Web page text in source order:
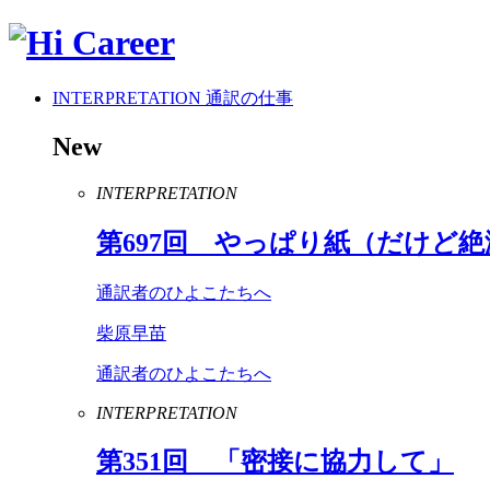
INTERPRETATION 通訳の仕事
New
INTERPRETATION
第697回 やっぱり紙（だけど絶
通訳者のひよこたちへ
柴原早苗
通訳者のひよこたちへ
INTERPRETATION
第351回 「密接に協力して」